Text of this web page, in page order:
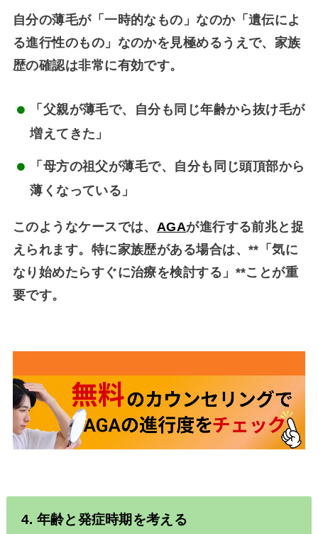
自分の薄毛が「一時的なもの」なのか「遺伝によ
る進行性のもの」なのかを見極めるうえで、家族
歴の確認は非常に有効です。
「父親が薄毛で、自分も同じ年齢から抜け毛が
増えてきた」
「母方の祖父が薄毛で、自分も同じ頭頂部から
薄くなっている」
このようなケースでは、 AGAが進行する前兆と捉
えられます。特に家族歴がある場合は、**「気に
なり始めたらすぐに治療を検討する」**ことが重
要です。
4. 年齢と発症時期を考える